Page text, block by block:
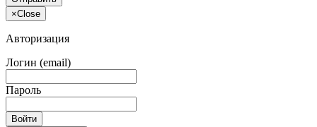
×Close
Авторизация
Логин (email)
Пароль
Войти